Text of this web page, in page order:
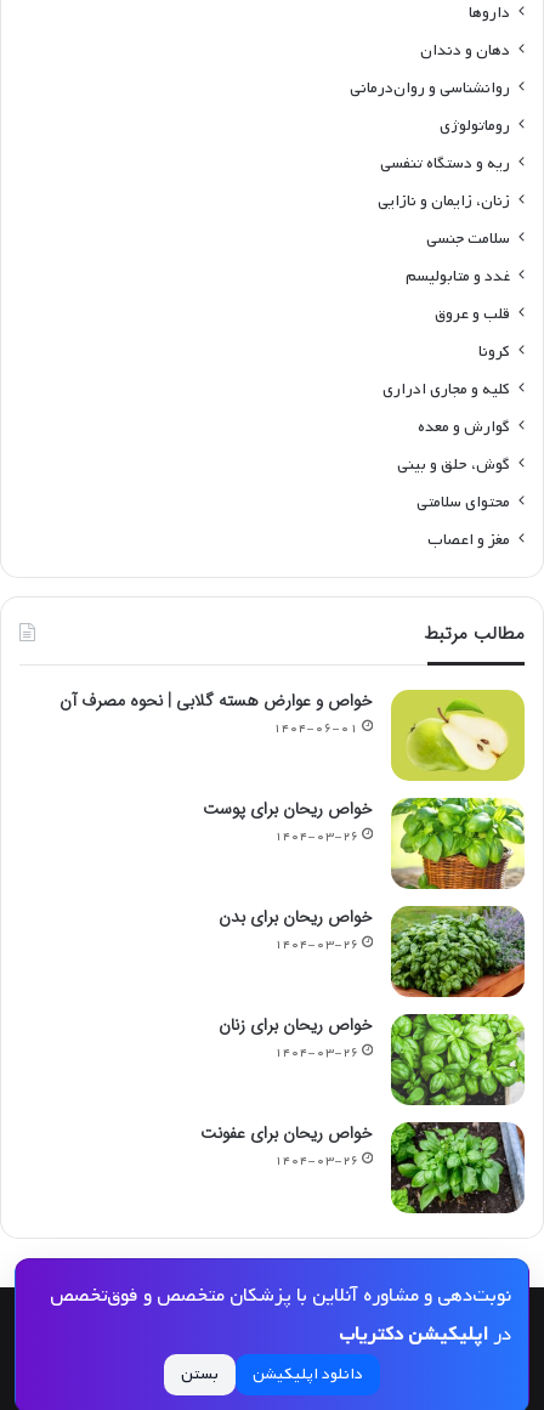
داروها
دهان و دندان
روانشناسی و روان‌درمانی
روماتولوژی
ریه و دستگاه تنفسی
زنان، زایمان و نازایی
سلامت جنسی
غدد و متابولیسم
قلب و عروق
کرونا
کلیه و مجاری ادراری
گوارش و معده
گوش، حلق و بینی
محتوای سلامتی
مغز و اعصاب
مطالب مرتبط
خواص و عوارض هسته گلابی | نحوه مصرف آن
۱۴۰۴-۰۶-۰۱
خواص ریحان برای پوست
۱۴۰۴-۰۳-۲۶
خواص ریحان برای بدن
۱۴۰۴-۰۳-۲۶
خواص ریحان برای زنان
۱۴۰۴-۰۳-۲۶
خواص ریحان برای عفونت
۱۴۰۴-۰۳-۲۶
نوبت‌دهی و مشاوره آنلاین با پزشکان متخصص و فوق‌تخصص
دراپلیکیشن دکتریاب
دانلود اپلیکیشن بستن
© کپی رایت 2026, کلیه حقوق مادی و معنوی این مجله و کلیه خدمات آن محفوظ و متعلق
به دکتریاب است و بازنشر مطالب این سایت تنها با ذکر منبع و لینک به این سایت مجاز